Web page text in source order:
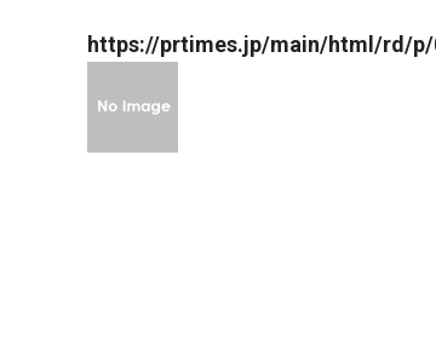
https://prtimes.jp/main/html/rd/p/